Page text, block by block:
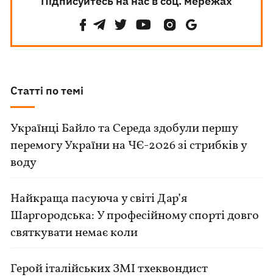
Статті по темі
Українці Байло та Середа здобули першу
перемогу України на ЧЄ-2026 зі стрибків у
воду
Найкраща пасуюча у світі Дар’я
Шаргородська: У професійному спорті довго
святкувати немає коли
Герой італійських ЗМІ тхеквондист